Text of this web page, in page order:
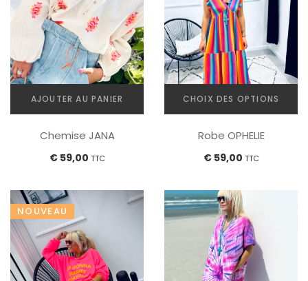
AJOUTER AU PANIER
Chemise JANA
€59,00 TTC
CHOIX DES OPTIONS
produit
Les
options
peuvent
être
choisies
sur
Robe OPHELIE
€59,00 TTC
NOUVEAU